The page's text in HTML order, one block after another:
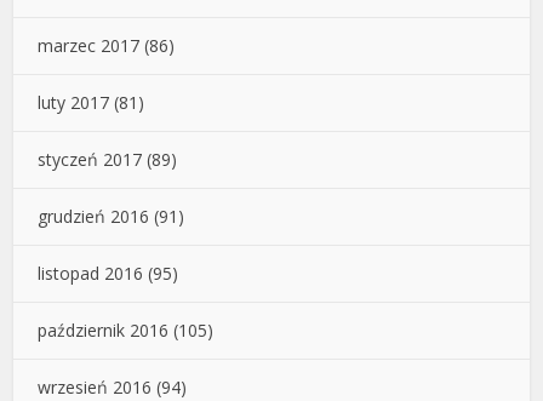
marzec 2017 (86)
luty 2017 (81)
styczeń 2017 (89)
grudzień 2016 (91)
listopad 2016 (95)
październik 2016 (105)
wrzesień 2016 (94)